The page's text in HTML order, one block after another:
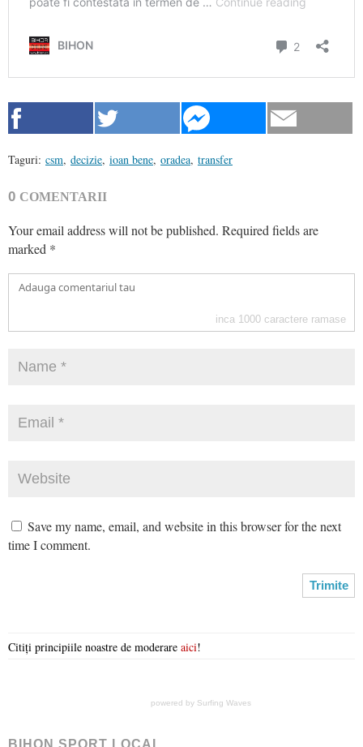
Taguri: csm, decizie, ioan bene, oradea, transfer
0 COMENTARII
Your email address will not be published. Required fields are
marked *
inca 1000 caractere ramase
Save my name, email, and website in this browser for the next
time I comment.
Citiți principiile noastre de moderare aici!
powered by Surfing Waves
BIHON SPORT LOCAL